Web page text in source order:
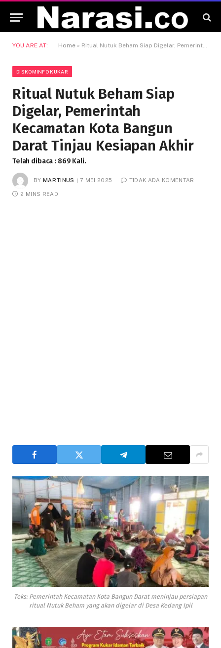
YOU ARE AT: Home » Ritual Nutuk Beham Siap Digelar, Pemerintah Kecamatan Kota Bangun Darat Tinjau Kesiapan Akhir
DISKOMINFO KUKAR
Ritual Nutuk Beham Siap
Digelar, Pemerintah
Kecamatan Kota Bangun
Darat Tinjau Kesiapan Akhir
Telah dibaca : 869 Kali.
BY MARTINUS 7 MEI 2025 TIDAK ADA KOMENTAR
2 MINS READ
Teks: Pemerintah Kecamatan Kota Bangun Darat meninjau persiapan
ritual Nutuk Beham yang akan digelar di Desa Kedang Ipil